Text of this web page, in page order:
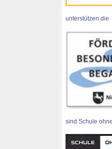
unterstützen die
sind Schule